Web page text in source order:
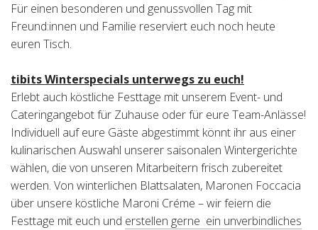
Für einen besonderen und genussvollen Tag mit
Freund:innen und Familie reserviert euch noch heute
euren Tisch.
tibits Winterspecials unterwegs zu euch!
Erlebt auch köstliche Festtage mit unserem Event- und
Cateringangebot für Zuhause oder für eure Team-Anlässe!
Individuell auf eure Gäste abgestimmt könnt ihr aus einer
kulinarischen Auswahl unserer saisonalen Wintergerichte
wählen, die von unseren Mitarbeitern frisch zubereitet
werden. Von winterlichen Blattsalaten, Maronen Foccacia
über unsere köstliche Maroni Créme – wir feiern die
Festtage mit euch und erstellen gerne ein unverbindliches